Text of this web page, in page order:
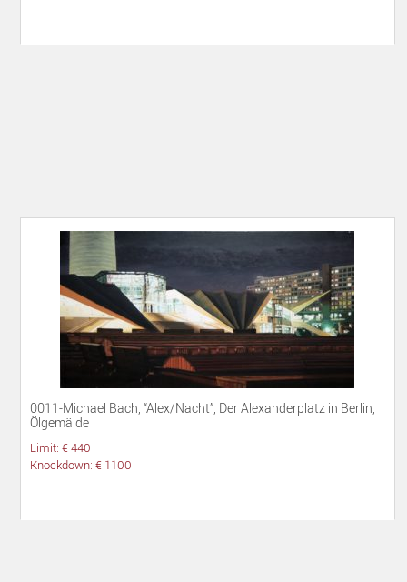
0011-Michael Bach, “Alex/Nacht”, Der Alexanderplatz in Berlin,
Ölgemälde
Limit: € 440
Knockdown: € 1100